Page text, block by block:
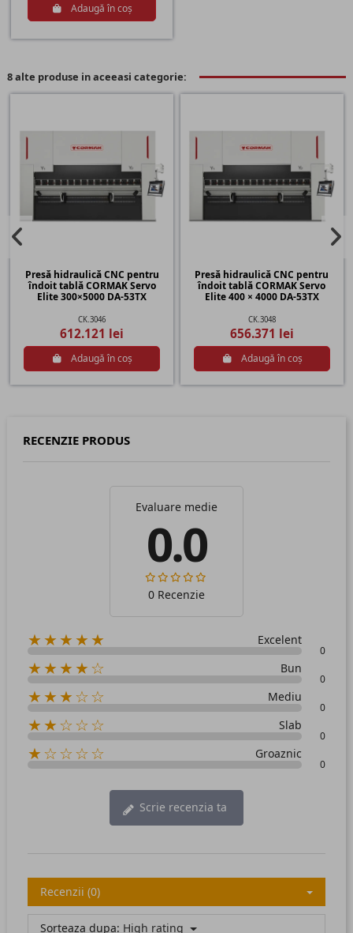
Adaugă în coș
8 alte produse in aceeasi categorie:
Presă hidraulică CNC pentru
îndoit tablă CORMAK Servo
Elite 300×5000 DA-53TX
CK.3046
612.121 lei
Adaugă în coș
Presă hidraulică CNC pentru
îndoit tablă CORMAK Servo
Elite 400 × 4000 DA-53TX
CK.3048
656.371 lei
Adaugă în coș
RECENZIE PRODUS
Evaluare medie
0.0
0 Recenzie
★★★★★ Excelent
0
★★★★☆ Bun
0
★★★☆☆ Mediu
0
★★☆☆☆ Slab
0
★☆☆☆☆ Groaznic
0
Scrie recenzia ta
Recenzii (0)
Sorteaza dupa: High rating